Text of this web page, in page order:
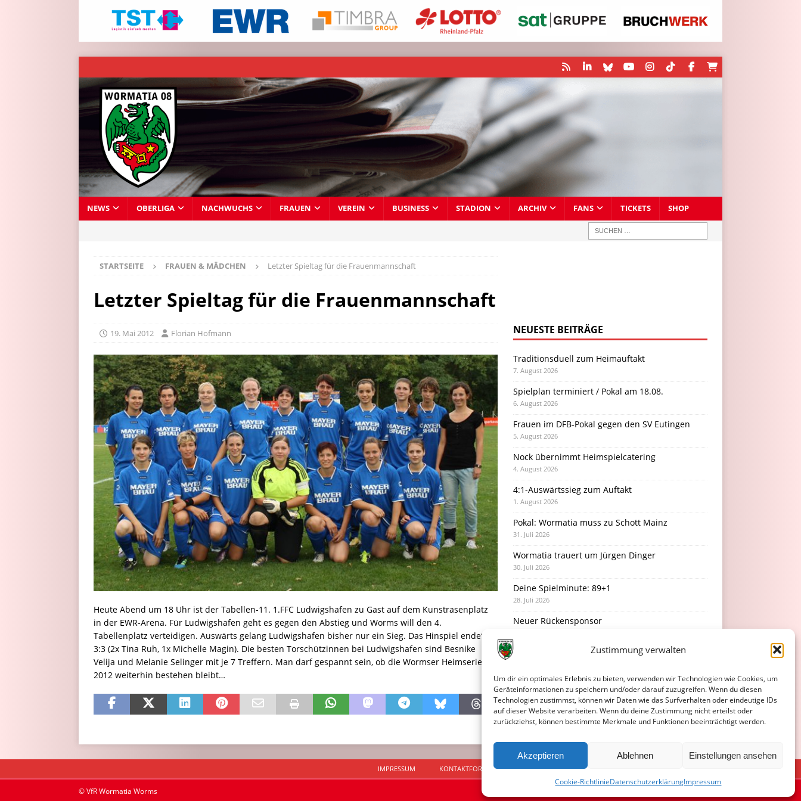
Zustimmung verwalten
Um dir ein optimales Erlebnis zu bieten, verwenden wir Technologien wie Cookies, um
Geräteinformationen zu speichern und/oder darauf zuzugreifen. Wenn du diesen
Technologien zustimmst, können wir Daten wie das Surfverhalten oder eindeutige IDs
auf dieser Website verarbeiten. Wenn du deine Zustimmung nicht erteilst oder
zurückziehst, können bestimmte Merkmale und Funktionen beeinträchtigt werden.
Akzeptieren Ablehnen Einstellungen ansehen
Cookie-RichtlinieDatenschutzerklärungImpressum
NEWS OBERLIGA NACHWUCHS FRAUEN VEREIN BUSINESS STADION ARCHIV FANS TICKETS SHOP
STARTSEITE FRAUEN & MÄDCHEN Letzter Spieltag für die Frauenmannschaft
Letzter Spieltag für die Frauenmannschaft
19. Mai 2012 Florian Hofmann
Heute Abend um 18 Uhr ist der Tabellen-11. 1.FFC Ludwigshafen zu Gast auf dem Kunstrasenplatz
in der EWR-Arena. Für Ludwigshafen geht es gegen den Abstieg und Worms will den 4.
Tabellenplatz verteidigen. Auswärts gelang Ludwigshafen bisher nur ein Sieg. Das Hinspiel endete
3:3 (2x Tina Ruh, 1x Michelle Magin). Die besten Torschützinnen bei Ludwigshafen sind Besnike
Velija und Melanie Selinger mit je 7 Treffern. Man darf gespannt sein, ob die Wormser Heimserie in
2012 weiterhin bestehen bleibt…
NEUESTE BEITRÄGE
Traditionsduell zum Heimauftakt
7. August 2026
Spielplan terminiert / Pokal am 18.08.
6. August 2026
Frauen im DFB-Pokal gegen den SV Eutingen
5. August 2026
Nock übernimmt Heimspielcatering
4. August 2026
4:1-Auswärtssieg zum Auftakt
1. August 2026
Pokal: Wormatia muss zu Schott Mainz
31. Juli 2026
Wormatia trauert um Jürgen Dinger
30. Juli 2026
Deine Spielminute: 89+1
28. Juli 2026
Neuer Rückensponsor
Neue Podcast-Folge: So tickt Björn!
IMPRESSUM KONTAKTFORMULAR DATENSCHUTZERKLÄRUNG
© VfR Wormatia Worms